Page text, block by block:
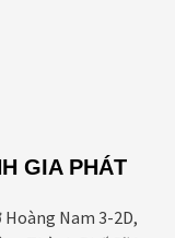
GIA PHÁT
Nam 3-2D,